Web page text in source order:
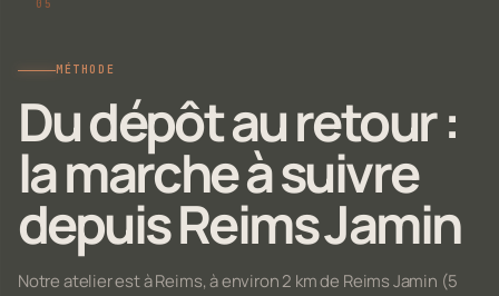
MÉTHODE
Du dépôt au retour :
la marche à suivre
depuis Reims Jamin
Notre atelier est à Reims, à environ 2 km de Reims Jamin (5